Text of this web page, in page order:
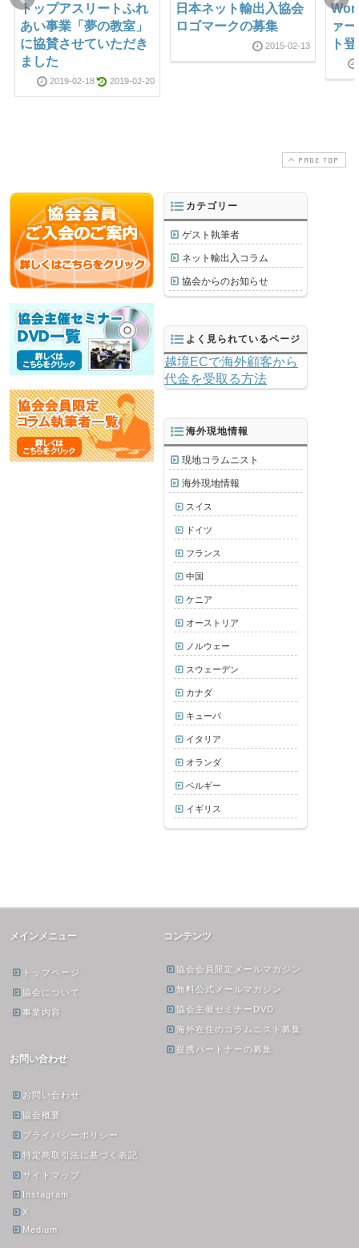
トップアスリートふれ
あい事業「夢の教室」
に協賛させていただき
ました
2019-02-18 2019-02-20
日本ネット輸出入協会
ロゴマークの募集
2015-02-13
ァ
ト
PAGE TOP
カテゴリー
ゲスト執筆者
ネット輸出入コラム
協会からのお知らせ
よく見られているページ
越境ECで海外顧客から
代金を受取る方法
海外現地情報
現地コラムニスト
海外現地情報
スイス
ドイツ
フランス
中国
ケニア
オーストリア
ノルウェー
スウェーデン
カナダ
キューバ
イタリア
オランダ
ベルギー
イギリス
メインメニュー
トップページ
協会について
事業内容
コンテンツ
協会会員限定メールマガジン
無料公式メールマガジン
協会主催セミナーDVD
海外在住のコラムニスト募集
提携パートナーの募集
お問い合わせ
お問い合わせ
協会概要
プライバシーポリシー
特定商取引法に基づく表記
サイトマップ
Instagram
X
Medium